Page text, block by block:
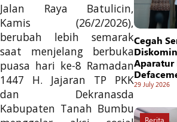
Jalan Raya Batulicin,
Kamis (26/2/2026),
berubah lebih semarak
saat menjelang berbuka
puasa hari ke-8 Ramadan
1447 H. Jajaran TP PKK
dan Dekranasda
Kabupaten Tanah Bumbu
Cegah
Aparatur
29 July 2026
Berita